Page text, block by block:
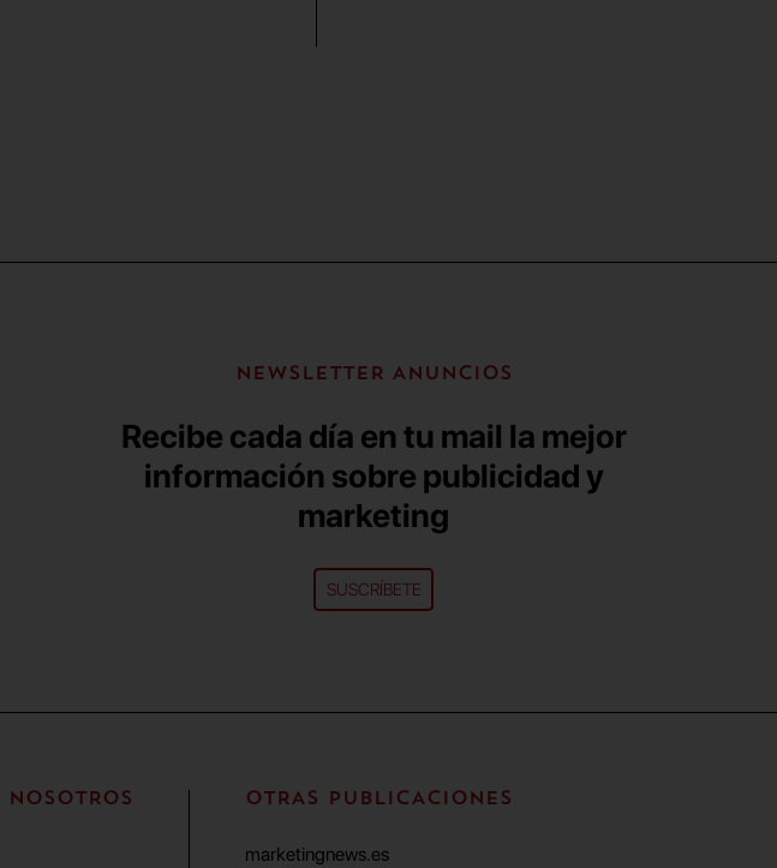
NEWSLETTER ANUNCIOS
Recibe cada día en tu mail la mejor
información sobre publicidad y
marketing
SUSCRÍBETE
NOSOTROS OTRAS PUBLICACIONES
marketingnews.es